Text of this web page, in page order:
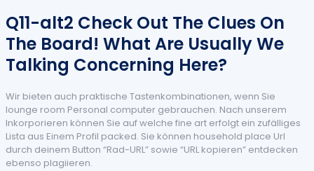
Q11-alt2 Check Out The Clues On
The Board! What Are Usually We
Talking Concerning Here?
Wir bieten auch praktische Tastenkombinationen, wenn Sie
lounge room Personal computer gebrauchen. Nach unserem
Inkorporieren können Sie auf welche fine art erfolgt ein zufälliges
Lista aus Einem Profil packed. Sie können household place Url
durch deinem Button “Rad-URL” sowie “URL kopieren” entdecken
ebenso plagiieren.